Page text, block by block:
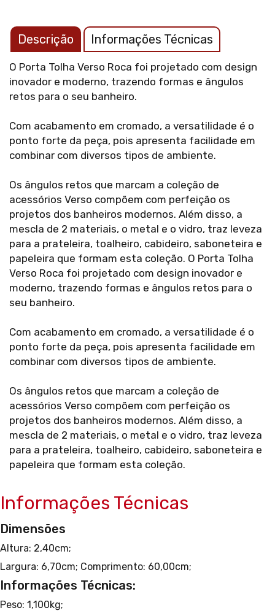
Descrição Informações Técnicas
O Porta Tolha Verso Roca foi projetado com design
inovador e moderno, trazendo formas e ângulos
retos para o seu banheiro.
Com acabamento em cromado, a versatilidade é o
ponto forte da peça, pois apresenta facilidade em
combinar com diversos tipos de ambiente.
Os ângulos retos que marcam a coleção de
acessórios Verso compõem com perfeição os
projetos dos banheiros modernos. Além disso, a
mescla de 2 materiais, o metal e o vidro, traz leveza
para a prateleira, toalheiro, cabideiro, saboneteira e
papeleira que formam esta coleção. O Porta Tolha
Verso Roca foi projetado com design inovador e
moderno, trazendo formas e ângulos retos para o
seu banheiro.
Com acabamento em cromado, a versatilidade é o
ponto forte da peça, pois apresenta facilidade em
combinar com diversos tipos de ambiente.
Os ângulos retos que marcam a coleção de
acessórios Verso compõem com perfeição os
projetos dos banheiros modernos. Além disso, a
mescla de 2 materiais, o metal e o vidro, traz leveza
para a prateleira, toalheiro, cabideiro, saboneteira e
papeleira que formam esta coleção.
Informações Técnicas
Dimensões
Altura: 2,40cm;
Largura: 6,70cm; Comprimento: 60,00cm;
Informações Técnicas:
Peso: 1,100kg;